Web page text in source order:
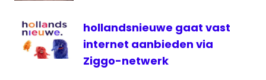
hollandsnieuwe gaat vast
internet aanbieden via
Ziggo-netwerk